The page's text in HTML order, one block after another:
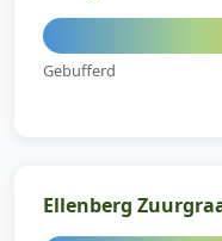
Gebufferd
Ellenberg